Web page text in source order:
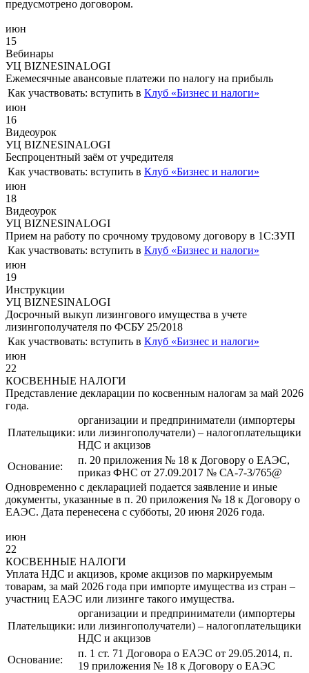
предусмотрено договором.
июн
15
Вебинары
УЦ BIZNESINALOGI
Ежемесячные авансовые платежи по налогу на прибыль
Как участвовать: вступить в Клуб «Бизнес и налоги»
июн
16
Видеоурок
УЦ BIZNESINALOGI
Беспроцентный заём от учредителя
Как участвовать: вступить в Клуб «Бизнес и налоги»
июн
18
Видеоурок
УЦ BIZNESINALOGI
Прием на работу по срочному трудовому договору в 1С:ЗУП
Как участвовать: вступить в Клуб «Бизнес и налоги»
июн
19
Инструкции
УЦ BIZNESINALOGI
Досрочный выкуп лизингового имущества в учете
лизингополучателя по ФСБУ 25/2018
Как участвовать: вступить в Клуб «Бизнес и налоги»
июн
22
КОСВЕННЫЕ НАЛОГИ
Представление декларации по косвенным налогам за май 2026
года.
Плательщики:
организации и предприниматели (импортеры
или лизингополучатели) – налогоплательщики
НДС и акцизов
Основание:
п. 20 приложения № 18 к Договору о ЕАЭС,
приказ ФНС от 27.09.2017 № СА-7-3/765@
Одновременно с декларацией подается заявление и иные
документы, указанные в п. 20 приложения № 18 к Договору о
ЕАЭС. Дата перенесена с субботы, 20 июня 2026 года.
июн
22
КОСВЕННЫЕ НАЛОГИ
Уплата НДС и акцизов, кроме акцизов по маркируемым
товарам, за май 2026 года при импорте имущества из стран –
участниц ЕАЭС или лизинге такого имущества.
Плательщики:
организации и предприниматели (импортеры
или лизингополучатели) – налогоплательщики
НДС и акцизов
Основание:
п. 1 ст. 71 Договора о ЕАЭС от 29.05.2014, п.
19 приложения № 18 к Договору о ЕАЭС